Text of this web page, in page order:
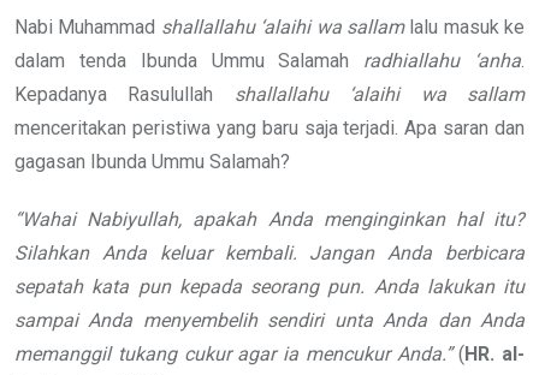
Nabi Muhammad shallallahu ‘alaihi wa sallamlalu masuk ke
dalam tenda Ibunda Ummu Salamah radhiallahu ‘anha.
Kepadanya Rasulullah shallallahu ‘alaihi wa sallam
menceritakan peristiwa yang baru saja terjadi. Apa saran dan
gagasan Ibunda Ummu Salamah?
“Wahai Nabiyullah, apakah Anda menginginkan hal itu?
Silahkan Anda keluar kembali. Jangan Anda berbicara
sepatah kata pun kepada seorang pun. Anda lakukan itu
sampai Anda menyembelih sendiri unta Anda dan Anda
memanggil tukang cukur agar ia mencukur Anda.”( HR. al-